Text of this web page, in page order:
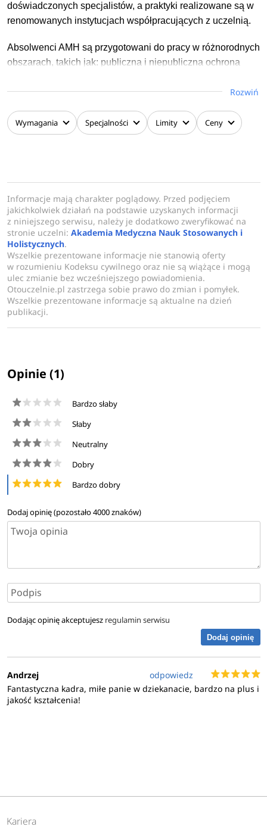
doświadczonych specjalistów, a praktyki realizowane są w
renomowanych instytucjach współpracujących z uczelnią.
Absolwenci AMH są przygotowani do pracy w różnorodnych
obszarach, takich jak: publiczna i niepubliczna ochrona
ośrodki psychoterapii, firmy psychoedukacyjne i
ośrodki rehabilitacyjne.
Rozwiń
Wymagania Specjalności Limity Ceny
Informacje mają charakter poglądowy. Przed podjęciem
jakichkolwiek działań na podstawie uzyskanych informacji
z niniejszego serwisu, należy je dodatkowo zweryfikować na
stronie uczelni:Akademia Medyczna Nauk Stosowanych i
Holistycznych.
Wszelkie prezentowane informacje nie stanowią oferty
w rozumieniu Kodeksu cywilnego oraz nie są wiążące i mogą
ulec zmianie bez wcześniejszego powiadomienia.
Otouczelnie.pl zastrzega sobie prawo do zmian i pomyłek.
Wszelkie prezentowane informacje są aktualne na dzień
publikacji.
Opinie (1)
Bardzo słaby
Słaby
Neutralny
Dobry
Bardzo dobry
Dodaj opinię (pozostało4000znaków)
Dodając opinię akceptujesz regulamin serwisu
Dodaj opinię
Andrzej
odpowiedz
Fantastyczna kadra, miłe panie w dziekanacie, bardzo na plus i
jakość kształcenia!
Kariera